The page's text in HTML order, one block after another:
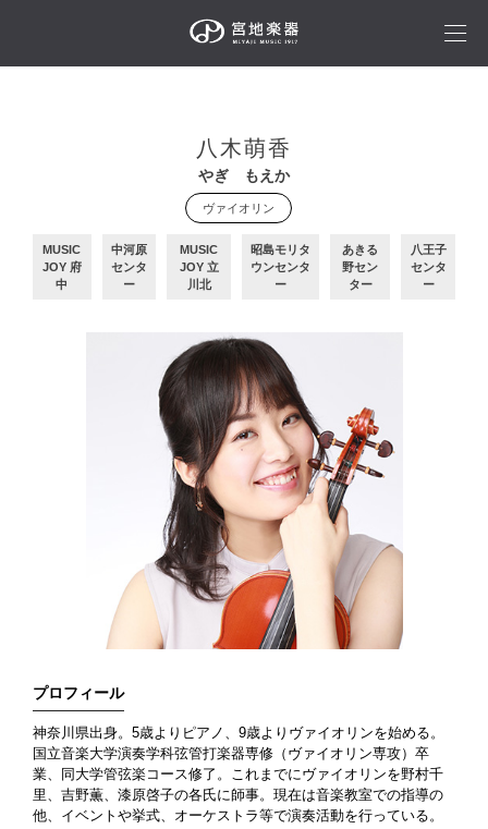
八木萌香
やぎ もえか
ヴァイオリン
MUSIC
JOY 府
中
中河原
センタ
ー
MUSIC
JOY 立
川北
昭島モリタ
ウンセンタ
ー
あきる
野セン
ター
八王子
センタ
ー
プロフィール
神奈川県出身。5歳よりピアノ、9歳よりヴァイオリンを始める。
国立音楽大学演奏学科弦管打楽器専修（ヴァイオリン専攻）卒
業、同大学管弦楽コース修了。これまでにヴァイオリンを野村千
里、吉野薫、漆原啓子の各氏に師事。現在は音楽教室での指導の
他、イベントや挙式、オーケストラ等で演奏活動を行っている。